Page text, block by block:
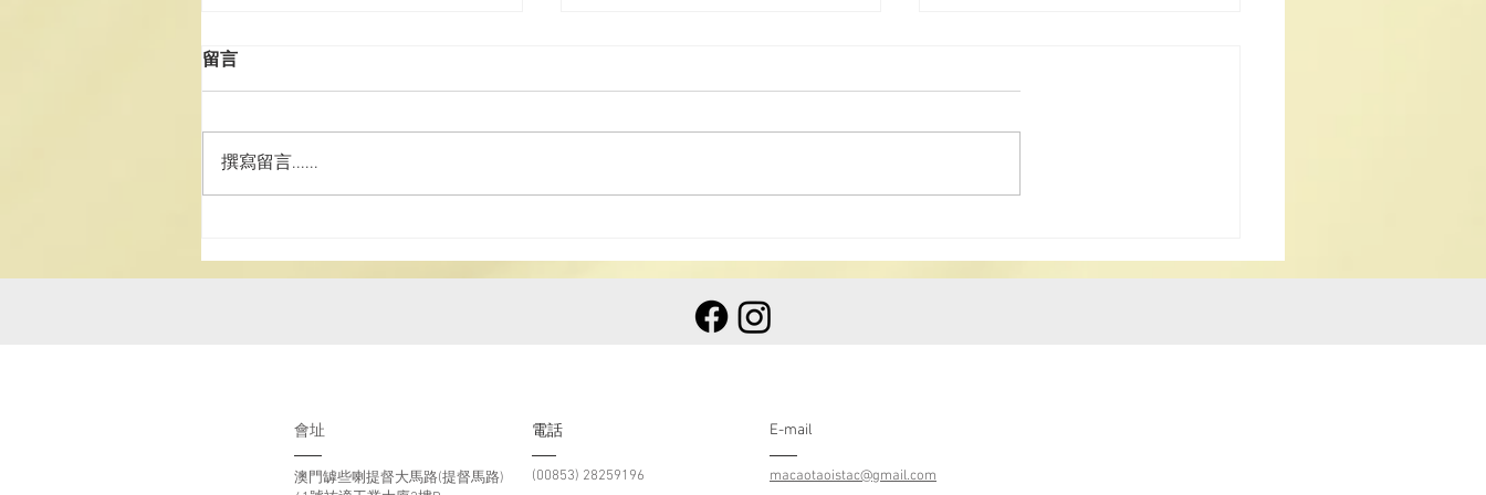
比賽
中學生徵文比賽
創作比賽章程
留言
撰寫留言......
會址
澳門罅些喇提督大馬路(提督馬路)
​電話
(00853) 28259196
E-mail
macaotaoistac@gmail.com